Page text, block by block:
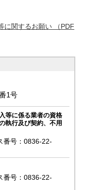
に関するお願い （PDF
1号
等に係る業者の資格
執行及び契約、不用
号：0836-22-
号：0836-22-